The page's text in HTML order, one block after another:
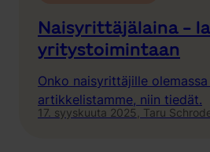
Naisyrittäjälaina -
yritystoimintaan
Onko naisyrittäjille
artikkelistamme, niin tiedät.
17. syyskuuta 2025, Taru